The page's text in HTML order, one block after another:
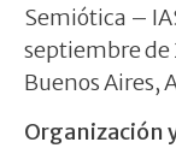
Semiótica –
septiembre de
Buenos Aires,
Organización